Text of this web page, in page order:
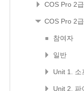
COS Pro 2
COS Pro 2
참여자
일반
Unit 1. 소
Unit 2. 파